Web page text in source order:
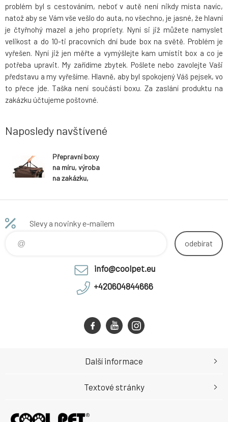
problém byl s cestováním, neboť v autě není nikdy místa navíc,
natož aby se Vám vše vešlo do auta, no všechno, je jasné, že hlavní
je čtyřnohý mazel a jeho propriety. Nyní si již můžete namyslet
velikost a do 10-ti pracovních dní bude box na světě. Problém je
vyřešen. Nyní již jen měřte a vymýšlejte kam umístit box a co je
potřeba upravit. My zařídíme zbytek. Pošlete nebo zavolejte Vaši
představu a my vyřešíme. Hlavně, aby byl spokojený Váš pejsek, vo
to přece jde. Taška není součástí boxu. Za zaslání produktu na
zakázku účtujeme poštovné.
Naposledy navštívené
Přepravní boxy
na míru, výroba
na zakázku,
Slevy a novinky e-mailem
odebírat
info@coolpet.eu
+420604844666
Další informace
Textové stránky